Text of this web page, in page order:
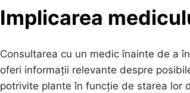
Implicarea
Consultarea cu un medic înainte de a
oferi informații relevante despre
potrivite plante în funcție de starea lor